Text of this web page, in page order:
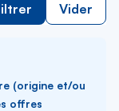
Vider
(origine et/ou
offres